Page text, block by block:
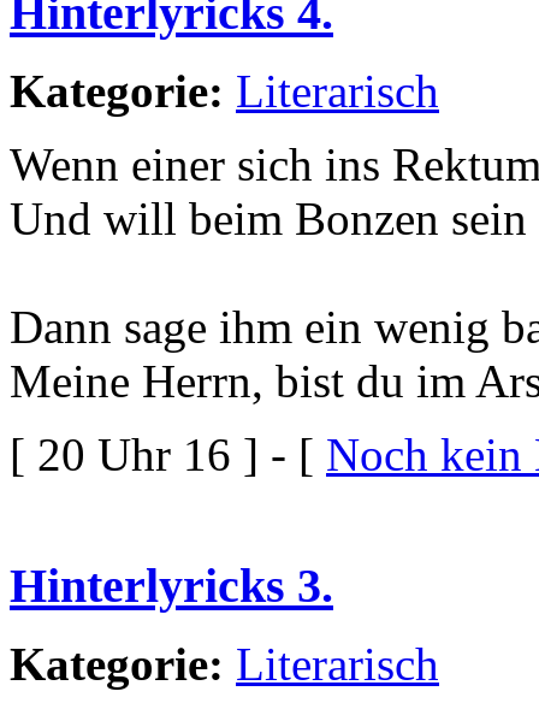
Hinterlyricks 4.
Kategorie: Literarisch
Wenn einer sich ins
Und will beim Bonzen sein
Dann sage ihm ein wenig
Meine Herrn, bist du im
[ 20 Uhr 16 ] - [ Noch kein
Hinterlyricks 3.
Kategorie: Literarisch